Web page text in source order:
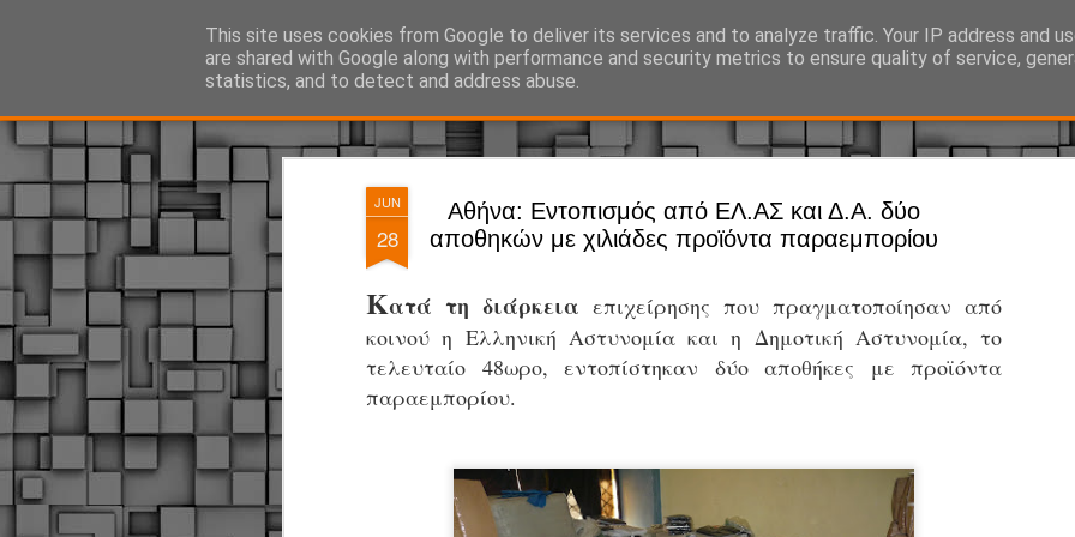
JUN
28
Αθήνα: Εντοπισμός από ΕΛ.ΑΣ και Δ.Α. δύο
αποθηκών με χιλιάδες προϊόντα παραεμπορίου
Κατά τη διάρκεια επιχείρησης που πραγματοποίησαν από
κοινού η Ελληνική Αστυνομία και η Δημοτική Αστυνομία, το
τελευταίο 48ωρο, εντοπίστηκαν δύο αποθήκες με προϊόντα
παραεμπορίου.
This site uses cookies from Google to deliver its services and to analyze traffic. Your IP address and
are shared with Google along with performance and security metrics to ensure quality of service,
statistics, and to detect and address abuse.
ΔΗΜΟΤΙΚΗ ΑΣΤΥΝΟΜΙΑ, τα νέα! Ό, τι συμβαίνει γύρω από τη Δημοτική Αστυνομία, την τοπική
JUL
29
Ξεκινά επίσημα η
χώρους.
Η νέα υπηρεσία θα